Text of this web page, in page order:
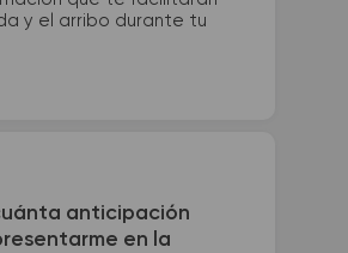
y el arribo durante tu
anticipación
en la